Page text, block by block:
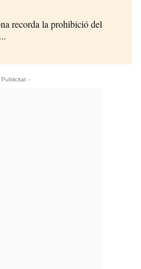
recorda la prohibició del
Publicitat -